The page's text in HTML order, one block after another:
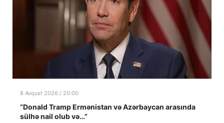
8 Avqust 2026 / 20:00
“Donald Tramp Ermənistan və Azərbaycan arasında
sülhə nail olub və…”